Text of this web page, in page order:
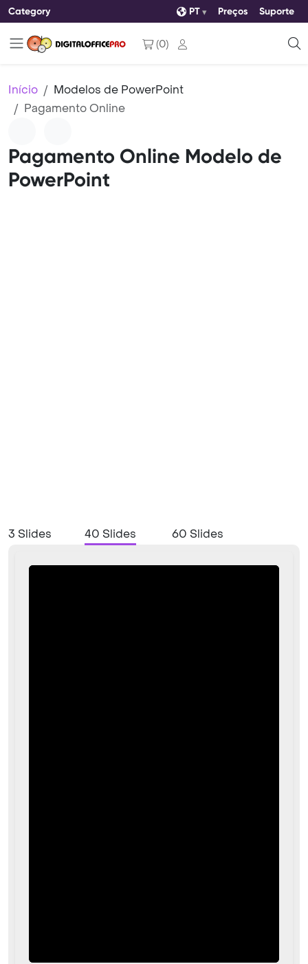
Category PT Preços Suporte
(0)
Início
Modelos de PowerPoint
Pagamento Online
Pagamento Online Modelo de
PowerPoint
3 Slides 40 Slides 60 Slides